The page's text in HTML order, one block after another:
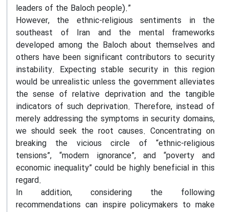
leaders of the Baloch people).”
However, the ethnic-religious sentiments in the
southeast of Iran and the mental frameworks
developed among the Baloch about themselves and
others have been significant contributors to security
instability. Expecting stable security in this region
would be unrealistic unless the government alleviates
the sense of relative deprivation and the tangible
indicators of such deprivation. Therefore, instead of
merely addressing the symptoms in security domains,
we should seek the root causes. Concentrating on
breaking the vicious circle of “ethnic-religious
tensions”, “modern ignorance”, and “poverty and
economic inequality” could be highly beneficial in this
regard.
In addition, considering the following
recommendations can inspire policymakers to make